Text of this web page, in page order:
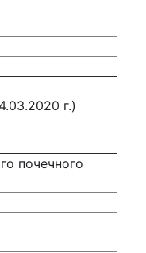
г.)
почечного